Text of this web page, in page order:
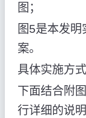
图；
图5是本发
案。
具体实施方式
下面结合附
行详细的说明